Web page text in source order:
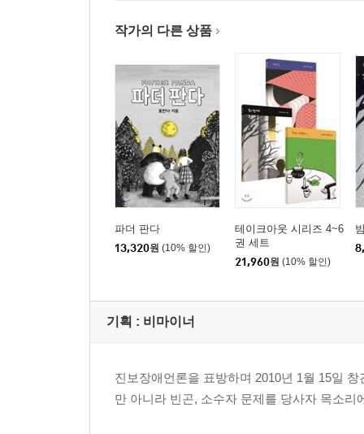
작가의 다른 상품
파더 판다
13,320원 (10% 할인)
테이크아웃 시리즈 4~6
권 세트
21,960원 (10% 할인)
기획 : 비마이너
진보장애언론을 표방하며 2010년 1월 15일
만 아니라 빈곤, 소수자 문제를 당사자 목소